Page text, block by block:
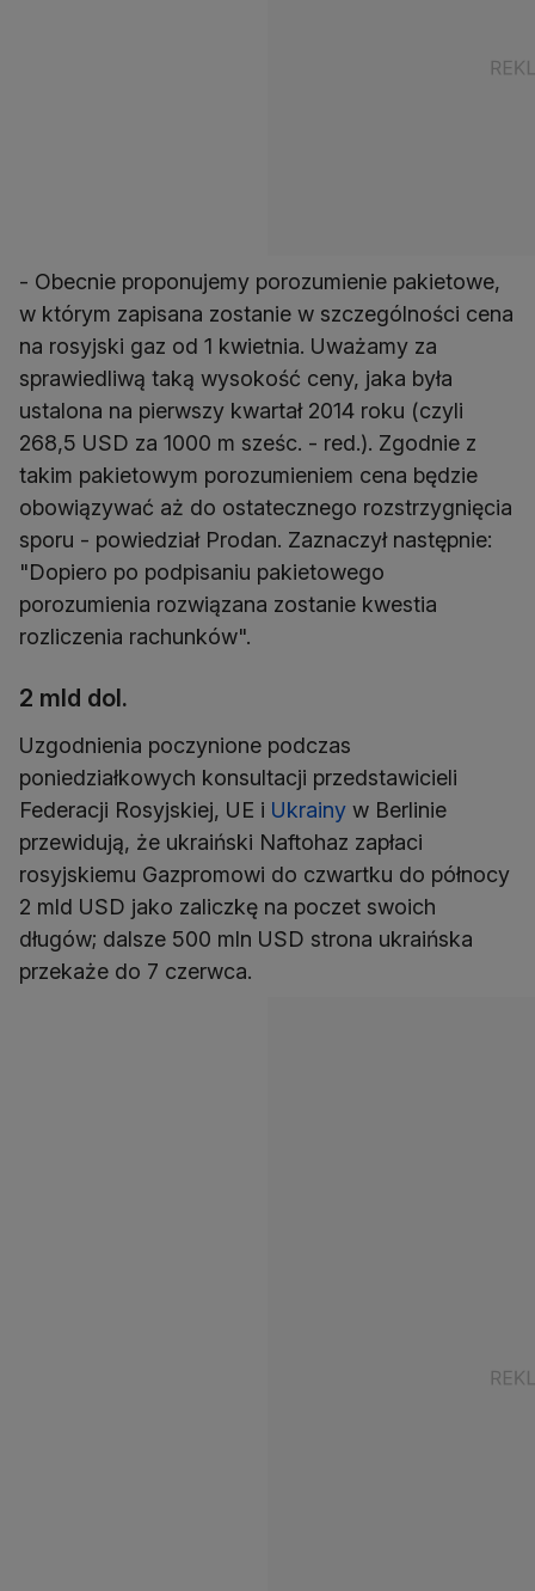
- Obecnie proponujemy porozumienie pakietowe,
w którym zapisana zostanie w szczególności cena
na rosyjski gaz od 1 kwietnia. Uważamy za
sprawiedliwą taką wysokość ceny, jaka była
ustalona na pierwszy kwartał 2014 roku (czyli
268,5 USD za 1000 m sześc. - red.). Zgodnie z
takim pakietowym porozumieniem cena będzie
obowiązywać aż do ostatecznego rozstrzygnięcia
sporu - powiedział Prodan. Zaznaczył następnie:
"Dopiero po podpisaniu pakietowego
porozumienia rozwiązana zostanie kwestia
rozliczenia rachunków".
2 mld dol.
Uzgodnienia poczynione podczas
poniedziałkowych konsultacji przedstawicieli
Federacji Rosyjskiej, UE i Ukrainy w Berlinie
przewidują, że ukraiński Naftohaz zapłaci
rosyjskiemu Gazpromowi do czwartku do północy
2 mld USD jako zaliczkę na poczet swoich
długów; dalsze 500 mln USD strona ukraińska
przekaże do 7 czerwca.